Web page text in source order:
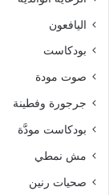
اليافعون
بودكاست
صوت مودة
جرجورة وفطينة
بودكاست مودَّة
مش نمطي
صحيات رنين